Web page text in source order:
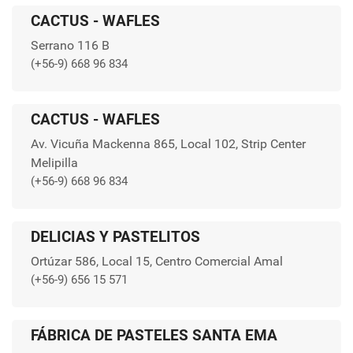
CACTUS - WAFLES
Serrano 116 B
(+56-9) 668 96 834
CACTUS - WAFLES
Av. Vicuña Mackenna 865, Local 102, Strip Center
Melipilla
(+56-9) 668 96 834
DELICIAS Y PASTELITOS
Ortúzar 586, Local 15, Centro Comercial Amal
(+56-9) 656 15 571
FÁBRICA DE PASTELES SANTA EMA